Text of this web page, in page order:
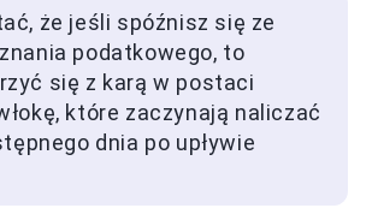
że jeśli spóźnisz się ze
podatkowego, to
się z karą w postaci
które zaczynają naliczać
dnia po upływie